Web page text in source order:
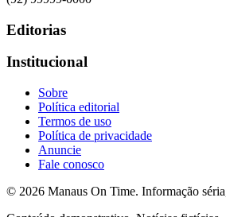
Editorias
Institucional
Sobre
Política editorial
Termos de uso
Política de privacidade
Anuncie
Fale conosco
© 2026 Manaus On Time. Informação